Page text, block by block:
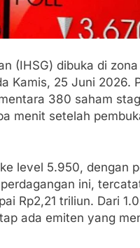
(IHSG) dibuka di
Kamis, 25 Juni 2026.
380 saham
menit setelah
level 5.950, dengan
ini,
Rp2,21 triliun. Dari
ada emiten yang